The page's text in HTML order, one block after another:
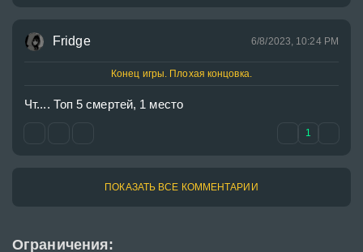
Ограничения:
Fridge 6/8/2023, 10:24 PM
Конец игры. Плохая концовка.
Чт.... Топ 5 смертей, 1 место
1
ПОКАЗАТЬ ВСЕ КОММЕНТАРИИ